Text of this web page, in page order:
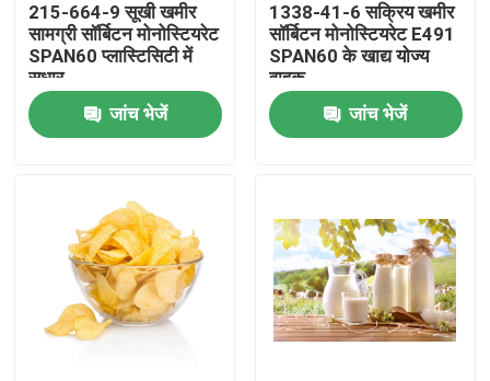
हमारे बारे में
कारखाना भ्रमण
संपर्क करें
समाचार
215-664-9 सूखी खमीर
सामग्री सॉर्बिटन मोनोस्टियरेट
SPAN60 प्लास्टिसिटी में
सुधार
जांच भेजें
1338-41-6 सक्रिय खमीर
सॉर्बिटन मोनोस्टियरेट E491
SPAN60 के खाद्य योज्य
वाहक
जांच भेजें